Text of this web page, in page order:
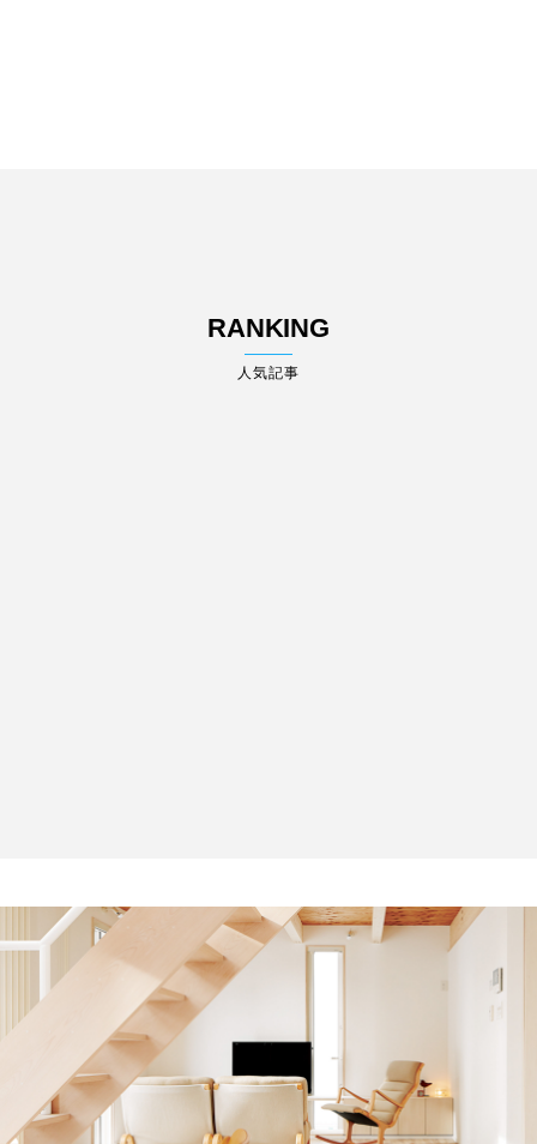
RANKING
人気記事